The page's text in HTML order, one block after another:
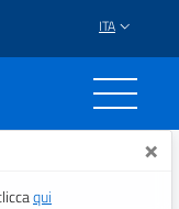
ITA
×
qui